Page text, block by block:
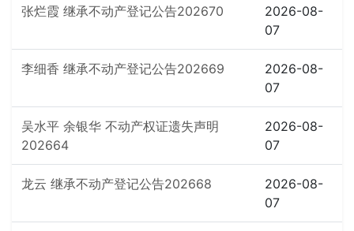
张烂霞 继承不动产登记公告202670
2026-08-
07
李细香 继承不动产登记公告202669
2026-08-
07
吴水平 余银华 不动产权证遗失声明
202664
2026-08-
07
龙云 继承不动产登记公告202668
2026-08-
07